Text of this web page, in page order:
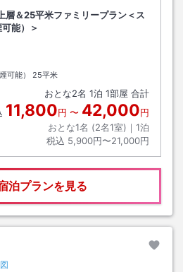
層＆25平米ファミリープラン＜ス
能）＞
可能）
25平米
おとな2名 1泊 1部屋 合計
11,800円 〜 42,000円
おとな1名 (2名1室)｜ 1泊
税込 5,900円〜21,000円
泊プランを見る